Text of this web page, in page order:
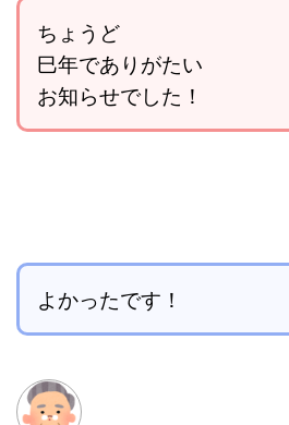
ちょうど
巳年でありがたい
お知らせでした！
よかったです！